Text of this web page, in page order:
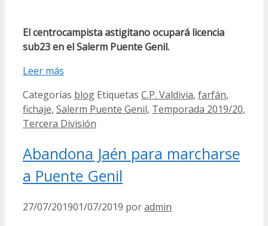
El centrocampista astigitano ocupará licencia
sub23 en el Salerm Puente Genil.
Leer más
Categorías blog Etiquetas C.P. Valdivia, farfán,
fichaje, Salerm Puente Genil, Temporada 2019/20,
Tercera División
Abandona Jaén para marcharse
a Puente Genil
27/07/201901/07/2019 poradmin